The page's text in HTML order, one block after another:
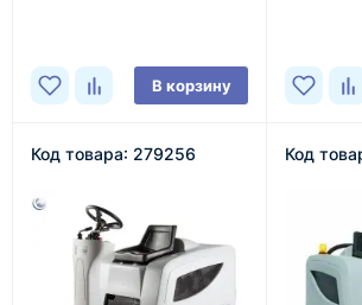
В корзину
Код товара: 279256 Код